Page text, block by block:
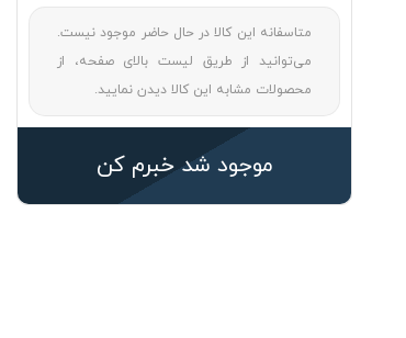
متاسفانه این کالا در حال حاضر موجود نیست.
می‌توانید از طریق لیست بالای صفحه، از
محصولات مشابه این کالا دیدن نمایید.
موجود شد خبرم کن